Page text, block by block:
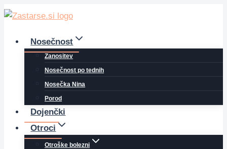
Skip
contentNosečnost
Zanositev
Nosečnost po tednih
Nosečka Nina
Porod
Dojenčki
Otroci
Otroške bolezni